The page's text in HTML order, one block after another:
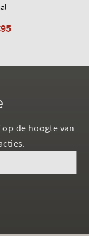
de hoogte van